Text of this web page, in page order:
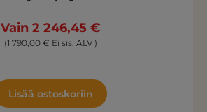
Vain 2 246,45 €
(1 790,00 € Ei sis. ALV )
Lisää ostoskoriin